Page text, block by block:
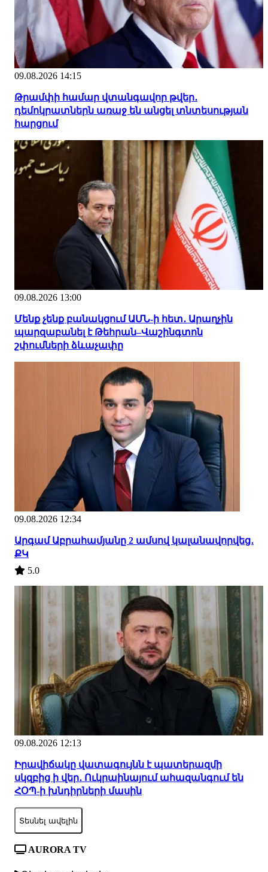
09.08.2026 14:15
Թրամփի համար վտանգավոր թվեր․
դեմոկրատներն առաջ են անցել տնտեսության
հարցում
09.08.2026 13:00
Մենք չենք բանակցում ԱՄՆ-ի հետ․ Արաղչին
պարզաբանել է Թեհրան–Վաշինգտոն
շփումների ձևաչափը
09.08.2026 12:34
Արգամ Աբրահամյանը 2 ամսով կալանավորվեց․
ՔԿ
5.0
09.08.2026 12:13
Իրավիճակը վատագույնն է պատերազմի
սկզբից ի վեր․ Ուկրաինայում ահազանգում են
ՀՕՊ-ի խնդիրների մասին
Տեսնել ավելին
AURORA TV